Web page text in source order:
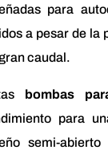
para
a pesar de la
caudal.
bombas
para
semi-